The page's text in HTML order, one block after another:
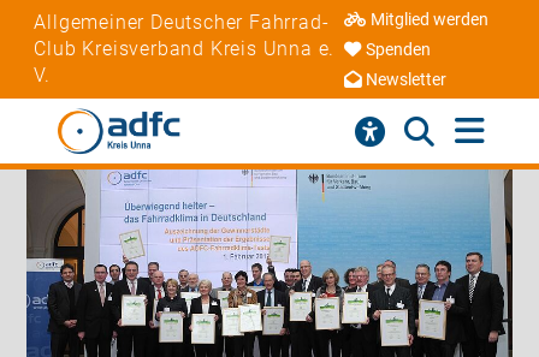
Allgemeiner Deutscher Fahrrad-
Club Kreisverband Kreis Unna e.
V.
Mitglied werden
Spenden
Newsletter